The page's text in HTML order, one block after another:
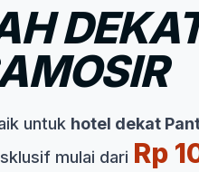
untuk hotel dekat
mulai dari Rp